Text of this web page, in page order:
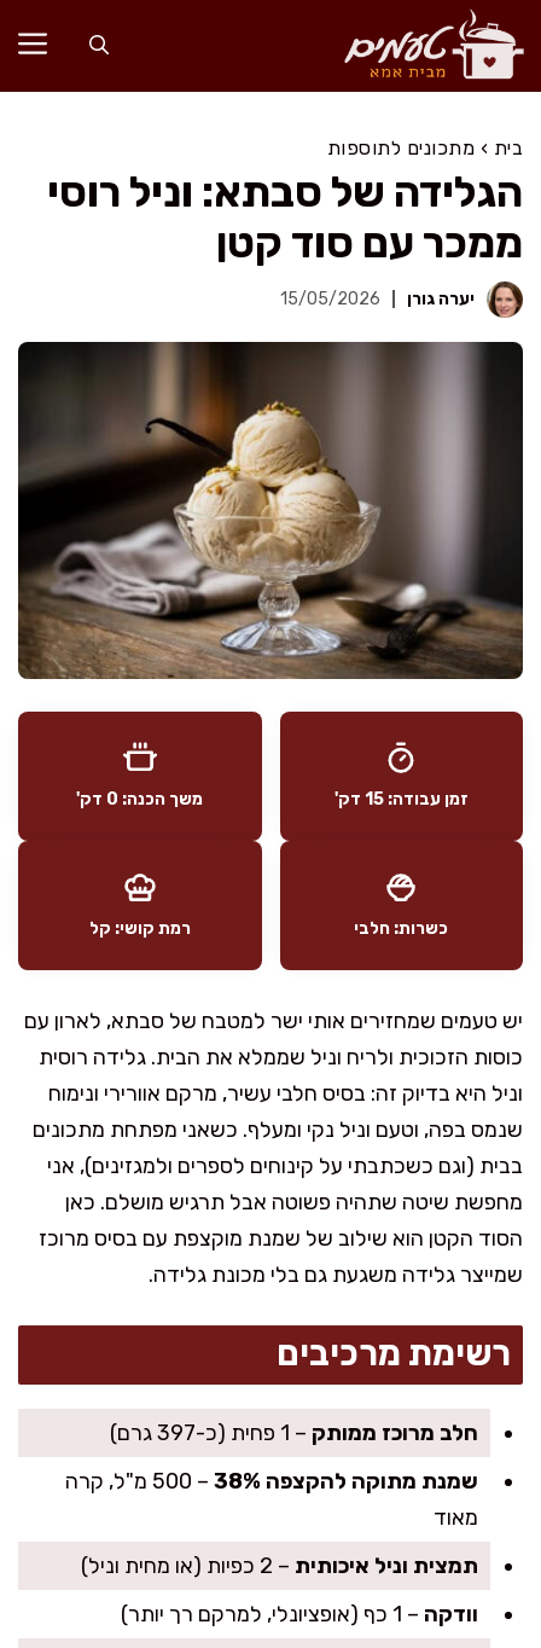
לדלג
לתוכן
בית › מתכונים לתוספות
הגלידה של סבתא: וניל רוסי
ממכר עם סוד קטן
יערה גורן 15/05/2026
זמן עבודה: 15 דק' משך הכנה: 0 דק'
כשרות: חלבי רמת קושי: קל
יש טעמים שמחזירים אותי ישר למטבח של סבתא, לארון עם
כוסות הזכוכית ולריח וניל שממלא את הבית. גלידה רוסית
וניל היא בדיוק זה: בסיס חלבי עשיר, מרקם אוורירי ונימוח
שנמס בפה, וטעם וניל נקי ומעלף. כשאני מפתחת מתכונים
בבית (וגם כשכתבתי על קינוחים לספרים ולמגזינים), אני
מחפשת שיטה שתהיה פשוטה אבל תרגיש מושלם. כאן
הסוד הקטן הוא שילוב של שמנת מוקצפת עם בסיס מרוכז
שמייצר גלידה משגעת גם בלי מכונת גלידה.
רשימת מרכיבים
חלב מרוכז ממותק – 1 פחית (כ-397 גרם)
שמנת מתוקה להקצפה 38%
– 500 מ"ל, קרה
מאוד
תמצית וניל איכותית – 2 כפיות (או מחית וניל)
וודקה – 1 כף (אופציונלי, למרקם רך יותר)